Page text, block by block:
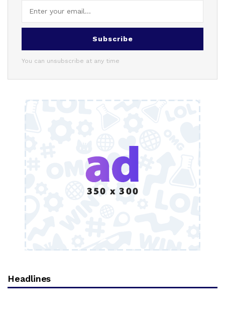
Subscribe
You can unsubscribe at any time
Headlines